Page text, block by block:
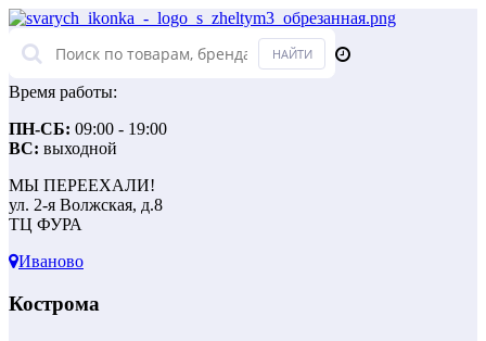
Время работы:
ПН-СБ: 09:00 - 19:00
ВС: выходной
МЫ ПЕРЕЕХАЛИ!
ул. 2-я Волжская, д.8
ТЦ ФУРА
Иваново
Кострома